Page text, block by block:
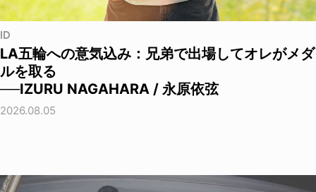
ID
LA五輪への意気込み：兄弟で出場してオレがメダ
ルを取る
──IZURU NAGAHARA / 永原依弦
2026.08.05